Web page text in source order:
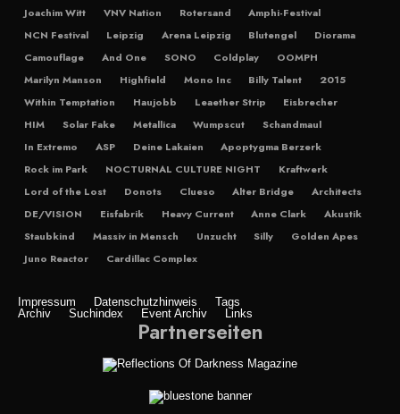
Joachim Witt
VNV Nation Rotersand
Amphi-Festival
NCN Festival
Leipzig Arena Leipzig Blutengel
Diorama
Camouflage
And One SONO Coldplay
OOMPH
Marilyn Manson
Highfield Mono Inc Billy Talent
2015
Within Temptation
Haujobb Leaether Strip
Eisbrecher
HIM
Solar Fake Metallica Wumpscut
Schandmaul
In Extremo
ASP Deine Lakaien
Apoptygma Berzerk
Rock im Park
NOCTURNAL CULTURE NIGHT
Kraftwerk
Lord of the Lost
Donots Clueso Alter Bridge
Architects
DE/VISION
Eisfabrik Heavy Current Anne Clark
Akustik
Staubkind
Massiv in Mensch Unzucht Silly
Golden Apes
Juno Reactor
Cardillac Complex
Impressum Datenschutzhinweis
Tags
Archiv
Suchindex Event Archiv Links
Partnerseiten